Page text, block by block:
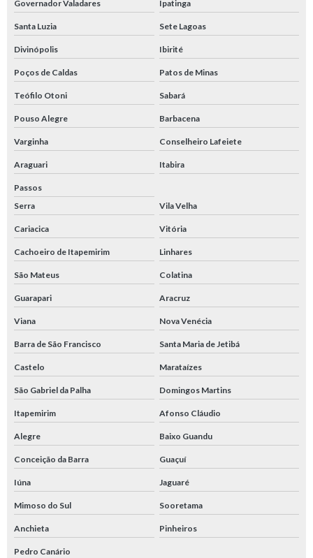
Governador Valadares Ipatinga
Santa Luzia Sete Lagoas
Divinópolis Ibirité
Poços de Caldas Patos de Minas
Teófilo Otoni Sabará
Pouso Alegre Barbacena
Varginha Conselheiro Lafeiete
Araguari Itabira
Passos
Serra
Vila Velha
Cariacica Vitória
Cachoeiro de Itapemirim Linhares
São Mateus Colatina
Guarapari Aracruz
Viana Nova Venécia
Barra de São Francisco Santa Maria de Jetibá
Castelo Marataízes
São Gabriel da Palha Domingos Martins
Itapemirim Afonso Cláudio
Alegre Baixo Guandu
Conceição da Barra Guaçuí
Iúna Jaguaré
Mimoso do Sul Sooretama
Anchieta Pinheiros
Pedro Canário